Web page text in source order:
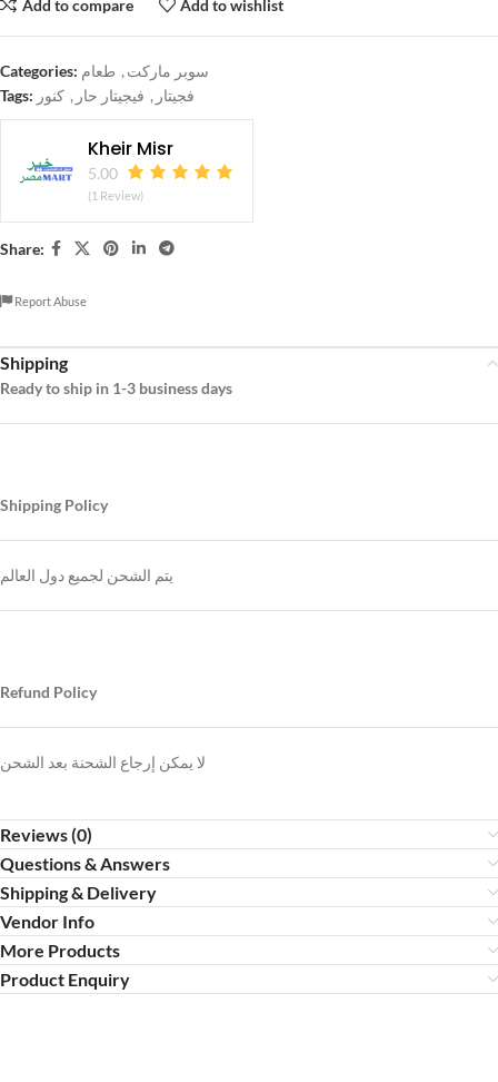
Add to compare Add to wishlist
Categories: سوبر ماركت , طعام
Tags:
فجيتار , فيجيتار حار , كنور
Kheir Misr
5.00
(1 Review)
Share:
Report Abuse
Shipping
Ready to ship in 1-3 business days
Shipping Policy
يتم الشحن لجميع دول العالم
Refund Policy
لا يمكن إرجاع الشحنة بعد الشحن
Reviews (0)
Questions & Answers
Shipping & Delivery
Vendor Info
More Products
Product Enquiry